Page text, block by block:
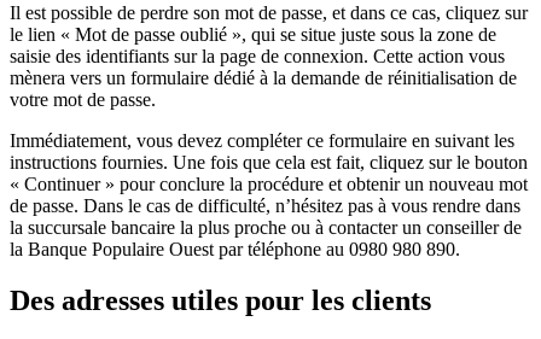
Il est possible de perdre son mot de passe, et dans ce cas, cliquez sur
le lien « Mot de passe oublié », qui se situe juste sous la zone de
saisie des identifiants sur la page de connexion. Cette action vous
mènera vers un formulaire dédié à la demande de réinitialisation de
votre mot de passe.
Immédiatement, vous devez compléter ce formulaire en suivant les
instructions fournies. Une fois que cela est fait, cliquez sur le bouton
« Continuer » pour conclure la procédure et obtenir un nouveau mot
de passe. Dans le cas de difficulté, n’hésitez pas à vous rendre dans
la succursale bancaire la plus proche ou à contacter un conseiller de
la Banque Populaire Ouest par téléphone au 0980 980 890.
Des adresses utiles pour les clients